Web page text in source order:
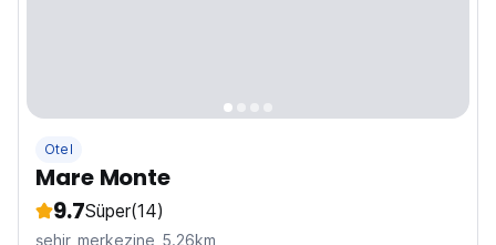
Otel
Mare Monte
9.7Süper(14)
şehir merkezine 5.26km